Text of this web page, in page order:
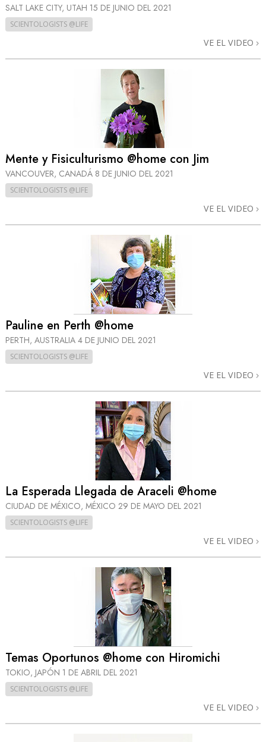
SALT LAKE CITY, UTAH 15 DE JUNIO DEL 2021
SCIENTOLOGISTS @LIFE
VE EL VIDEO
Mente y Fisiculturismo @home con Jim
VANCOUVER, CANADÁ 8 DE JUNIO DEL 2021
SCIENTOLOGISTS @LIFE
VE EL VIDEO
Pauline en Perth @home
PERTH, AUSTRALIA 4 DE JUNIO DEL 2021
SCIENTOLOGISTS @LIFE
VE EL VIDEO
La Esperada Llegada de Araceli @home
CIUDAD DE MÉXICO, MÉXICO 29 DE MAYO DEL 2021
SCIENTOLOGISTS @LIFE
VE EL VIDEO
Temas Oportunos @home con Hiromichi
TOKIO, JAPÓN 1 DE ABRIL DEL 2021
SCIENTOLOGISTS @LIFE
VE EL VIDEO